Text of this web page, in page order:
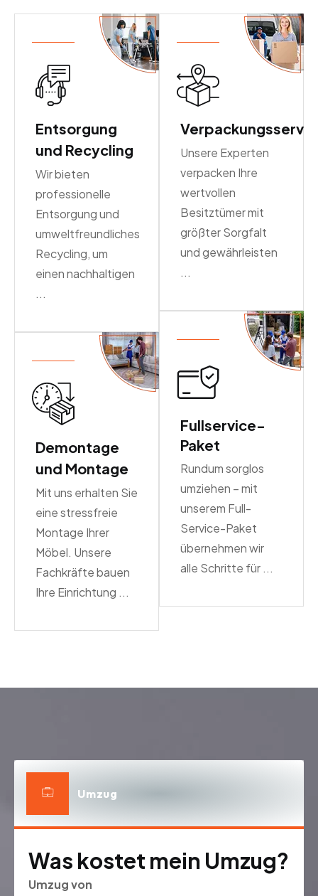
Entsorgung
und Recycling
Wir bieten
professionelle
Entsorgung und
umweltfreundliches
Recycling, um
einen nachhaltigen
...
Demontage
und Montage
Mit uns erhalten Sie
eine stressfreie
Montage Ihrer
Möbel. Unsere
Fachkräfte bauen
Ihre Einrichtung ...
Unsere Experten
verpacken Ihre
wertvollen
Besitztümer mit
größter Sorgfalt
und gewährleisten
...
Fullservice-
Paket
Rundum sorglos
umziehen – mit
unserem Full-
Service-Paket
übernehmen wir
alle Schritte für ...
Umzug
Was kostet mein Umzug?
Umzug von